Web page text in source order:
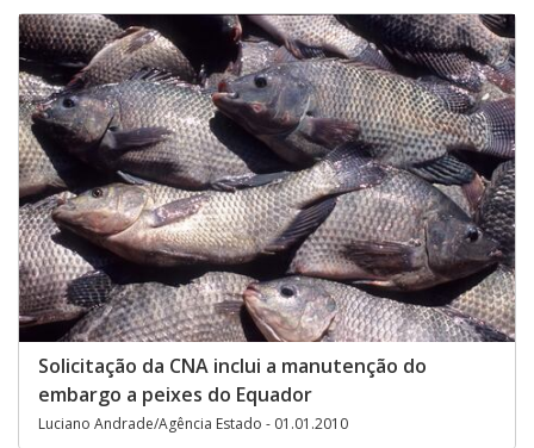
Solicitação da CNA inclui a manutenção do
embargo a peixes do Equador
Luciano Andrade/Agência Estado - 01.01.2010